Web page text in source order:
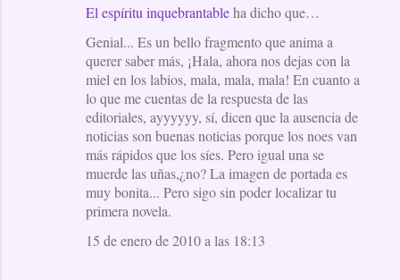
El espíritu inquebrantableha dicho que…
Genial... Es un bello fragmento que anima a
querer saber más, ¡Hala, ahora nos dejas con la
miel en los labios, mala, mala, mala! En cuanto a
lo que me cuentas de la respuesta de las
editoriales, ayyyyyy, sí, dicen que la ausencia de
noticias son buenas noticias porque los noes van
más rápidos que los síes. Pero igual una se
muerde las uñas,¿no? La imagen de portada es
muy bonita... Pero sigo sin poder localizar tu
primera novela.
15 de enero de 2010 a las 18:13